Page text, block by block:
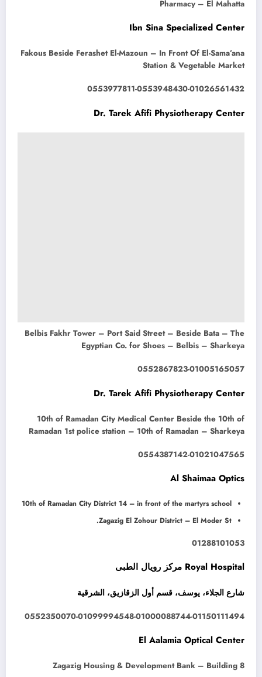
Pharmacy – El Mahatta
Ibn Sina Specialized Center
Fakous Beside Ferashet El-Mazoun – In Front Of El-Sama’ana
Station & Vegetable Market
0553977811-0553948430-01026561432
Dr. Tarek Afifi Physiotherapy Center
Belbis Fakhr Tower – Port Said Street – Beside Bata – The
Egyptian Co. for Shoes – Belbis – Sharkeya
0552867823-01005165057
Dr. Tarek Afifi Physiotherapy Center
10th of Ramadan City Medical Center Beside the 10th of
Ramadan 1st police station – 10th of Ramadan – Sharkeya
0554387142-01021047565
Al Shaimaa Optics
10th of Ramadan City District 14 – in front of the martyrs school
Zagazig El Zohour District – El Moder St.
01288101053
Royal Hospital مركز رويال الطبى
شارع الجلاء، يوسف، قسم أول الزقازيق، الشرقية
0552350070-01099994548-01000088744-01150111494
El Aalamia Optical Center
Zagazig Housing & Development Bank – Building 8